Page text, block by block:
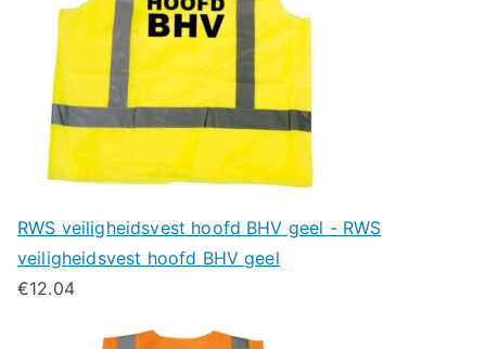
RWS veiligheidsvest hoofd BHV geel - RWS
veiligheidsvest hoofd BHV geel
€12.04